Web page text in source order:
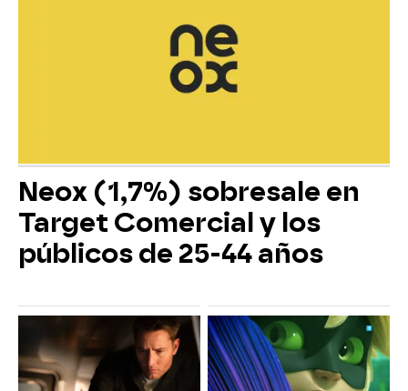
Neox (1,7%) sobresale en
Target Comercial y los
públicos de 25-44 años